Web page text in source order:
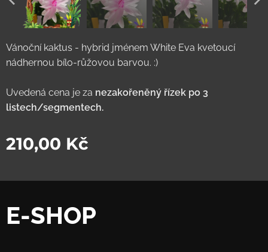
Vánoční kaktus - hybrid jménem White Eva kvetoucí
nádhernou bílo-růžovou barvou. :)
Uvedená cena je za nezakořeněný řízek po 3
listech/segmentech.
210,00 Kč
E-SHOP